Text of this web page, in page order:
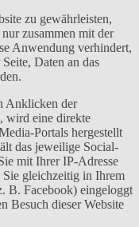
zu gewährleisten,
zusammen mit der
Anwendung verhindert,
Daten an das
Anklicken der
wird eine direkte
Portals hergestellt
das jeweilige Social-
mit Ihrer IP-Adresse
Sie gleichzeitig in Ihrem
B. Facebook) eingeloggt
Besuch dieser Website